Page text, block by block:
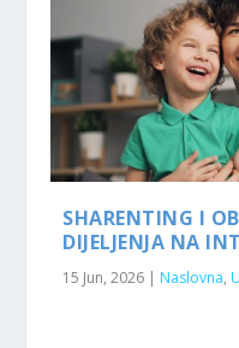
SHARENTING I
DIJELJENJA NA
15 Jun, 2026 | Naslovna,